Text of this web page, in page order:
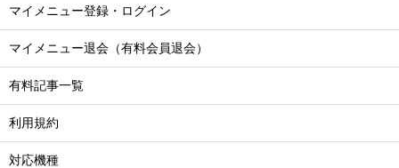
マイメニュー登録・ログイン
マイメニュー退会（有料会員退会）
有料記事一覧
利用規約
対応機種